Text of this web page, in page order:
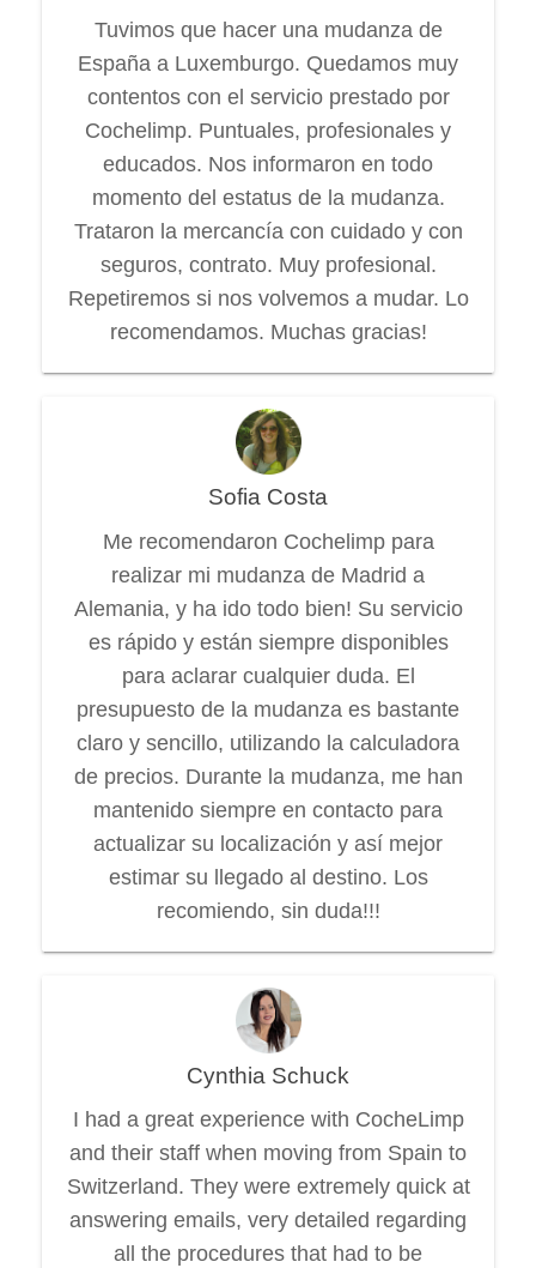
Tuvimos que hacer una mudanza de
España a Luxemburgo. Quedamos muy
contentos con el servicio prestado por
Cochelimp. Puntuales, profesionales y
educados. Nos informaron en todo
momento del estatus de la mudanza.
Trataron la mercancía con cuidado y con
seguros, contrato. Muy profesional.
Repetiremos si nos volvemos a mudar. Lo
recomendamos. Muchas gracias!
Sofia Costa
Me recomendaron Cochelimp para
realizar mi mudanza de Madrid a
Alemania, y ha ido todo bien! Su servicio
es rápido y están siempre disponibles
para aclarar cualquier duda. El
presupuesto de la mudanza es bastante
claro y sencillo, utilizando la calculadora
de precios. Durante la mudanza, me han
mantenido siempre en contacto para
actualizar su localización y así mejor
estimar su llegado al destino. Los
recomiendo, sin duda!!!
Cynthia Schuck
I had a great experience with CocheLimp
and their staff when moving from Spain to
Switzerland. They were extremely quick at
answering emails, very detailed regarding
all the procedures that had to be